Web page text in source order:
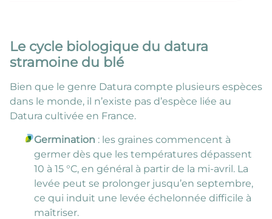
Le cycle biologique du datura
stramoine du blé
Bien que le genre Datura compte plusieurs espèces
dans le monde, il n’existe pas d’espèce liée au
Datura cultivée en France.
Germination : les graines commencent à
germer dès que les températures dépassent
10 à 15 °C, en général à partir de la mi-avril. La
levée peut se prolonger jusqu’en septembre,
ce qui induit une levée échelonnée difficile à
maîtriser.